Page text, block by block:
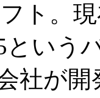
ト。
という
社が